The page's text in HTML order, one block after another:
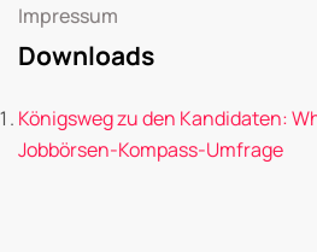
Impressum
Downloads
Königsweg zu den Kandidaten:
Jobbörsen-Kompass-Umfrage